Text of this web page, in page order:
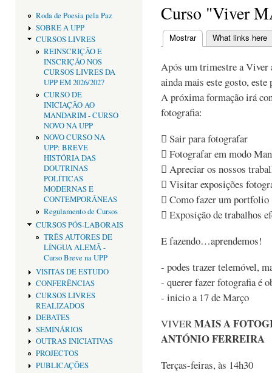
Roda de Poesia pela Paz
SOBRE A UPP
CURSOS LIVRES
REINSCRIÇÃO E
INSCRIÇÃO NOS
CURSOS LIVRES DA
UPP EM 2026/2027
CURSO DE
INICIAÇÃO AO
MANDARIM - CURSO
NOVO NA UPP
NOVO CURSO NA
UPP: BREVE
HISTÓRIA DAS
DOUTRINAS
POLÍTICAS
MODERNAS E
CONTEMPORÂNEAS
Regulamento de Cursos
CURSOS PÓS-LABORAIS
TRÊS AUTORES DE
LÍNGUA ALEMÃ -
Curso Breve na UPP
VISITAS DE ESTUDO
CONFERÊNCIAS
CURSOS LIVRES
REALIZADOS
DEBATES
SEMINÁRIOS
OUTRAS INICIATIVAS
PROJECTOS
PUBLICAÇÕES
Curso "Viver
Separadores
Mostrar(separador ativo)
What links here
Após um trimestre a Viver
ainda mais este gosto, este
A próxima formação irá
fotografia:
 Sair para fotografar
 Fotografar em modo
 Apreciar os nossos
 Visitar exposições
 Como fazer um portfolio
 Exposição de trabalhos
E fazendo…aprendemos!
- podes trazer telemóvel,
- querer fazer fotografia é
- inicio a 17 de Março
VIVERMAISA
ANTÓNIO FERREIRA
Terças-feiras, às 14h30